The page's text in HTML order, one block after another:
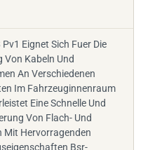
Eignet Sich Fuer Die
Von Kabeln Und
An Verschiedenen
Im Fahrzeuginnenraum
Eine Schnelle Und
Von Flach- Und
Mit Hervorragenden
Bsr-